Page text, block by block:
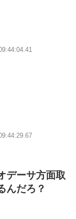
デーサ方面取
んだろ？